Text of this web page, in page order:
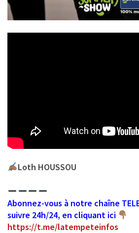
Loth HOUSSOU
Abonnez-vous à notre chaîne
suivre 24h/24, en cliquant ici
https://t.me/latempeteinfos